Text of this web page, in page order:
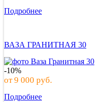
Подробнее
ВАЗА ГРАНИТНАЯ 30
-10%
от9 000 руб.
Подробнее